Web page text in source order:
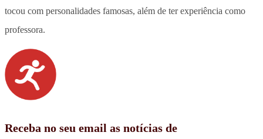
tocou com personalidades famosas, além de ter experiência como
professora.
Receba no seu email as notícias de